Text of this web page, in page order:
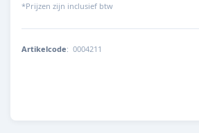
*Prijzen zijn inclusief btw
Artikelcode: 0004211